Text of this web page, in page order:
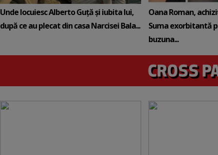
Unde locuiesc Alberto Guță și iubita lui,
după ce au plecat din casa Narcisei Bala...
Oana Roman,
Suma exorbitantă
buzuna...